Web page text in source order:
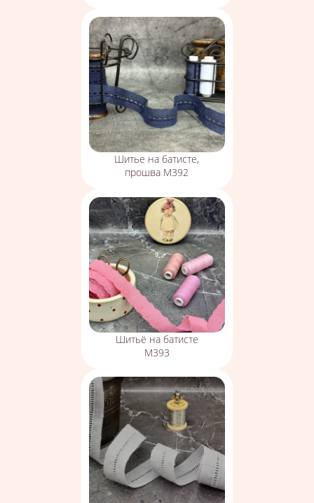
Шитье на батисте,
прошва М392
Шитьё на батисте
М393